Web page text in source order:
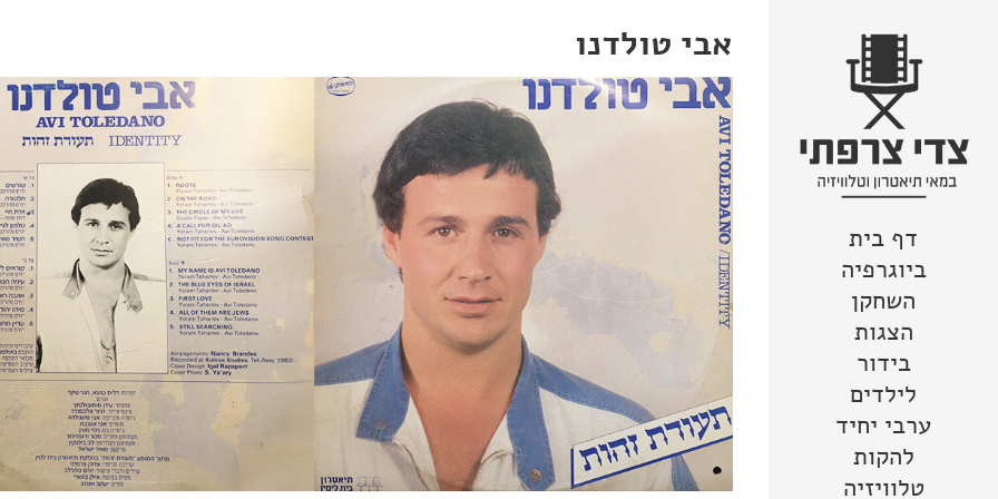
מפת האתר
הצהרת נגישות
לדלג לתוכןדף בית
ביוגרפיה
השחקן
הצגות
בידור
לילדים
ערבי יחיד
להקות
טלוויזיה
אבי טולדנו